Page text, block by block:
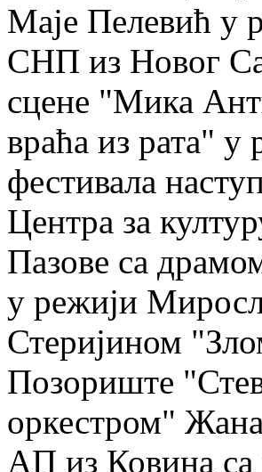
Маје Пелевић у
СНП из Новог
сцене "Мика
враћа из рата" у
фестивала
Центра за
Пазове са
у режији
Стеријином
Позориште
оркестром"
АП из Ковина са